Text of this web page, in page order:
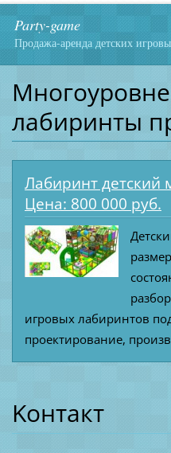
Party-game
Продажа-аренда детских
лабиринты
Лабиринт детский
Цена: 800 000 руб.
игровых лабиринтов
проектирование,
Koнтакт